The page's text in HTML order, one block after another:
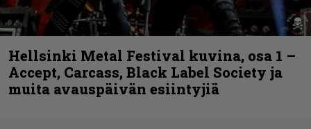
Hellsinki Metal Festival kuvina, osa 1 –
Accept, Carcass, Black Label Society ja
muita avauspäivän esiintyjiä